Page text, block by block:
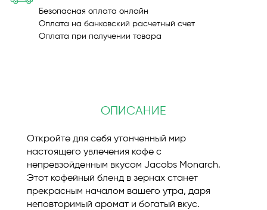
Безопасная оплата онлайн
Оплата на банковский расчетный счет
Оплата при получении товара
ОПИСАНИЕ
Откройте для себя утонченный мир
настоящего увлечения кофе с
непревзойденным вкусом Jacobs Monarch.
Этот кофейный бленд в зернах станет
прекрасным началом вашего утра, даря
неповторимый аромат и богатый вкус.